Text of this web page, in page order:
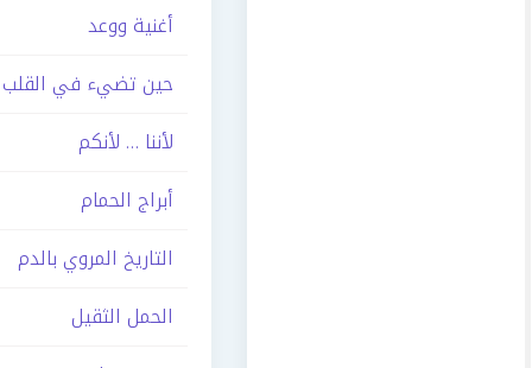
أغنية ووعد
حين تضيء في
لأننا … لأنكم
أبراج الحمام
التاريخ المروي بالدم
الحمل الثقيل